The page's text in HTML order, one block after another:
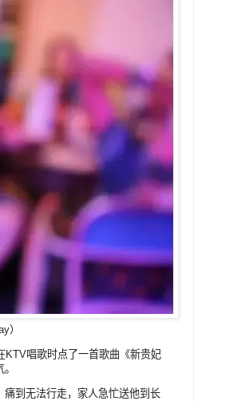
）
KTV唱歌时点了一首歌曲《新贵妃
到无法行走，家人急忙送他到长